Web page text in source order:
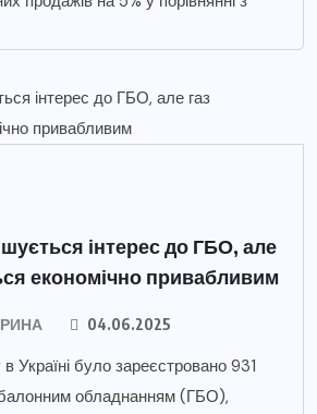
інтерес до ГБО, але
економічно привабливим
04.06.2025
Україні було зареєстровано 931
обладнанням (ГБО),